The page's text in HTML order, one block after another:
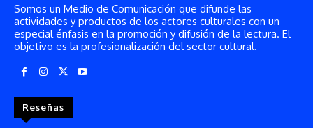
Somos un Medio de Comunicación que difunde las
actividades y productos de los actores culturales con un
especial énfasis en la promoción y difusión de la lectura. El
objetivo es la profesionalización del sector cultural.
Reseñas